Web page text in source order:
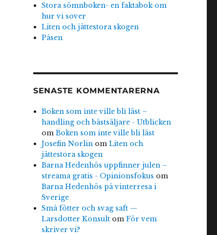
Stora sömnboken- en faktabok om
hur vi sover
Liten och jättestora skogen
Påsen
SENASTE KOMMENTARERNA
Boken som inte ville bli läst –
handling och bästsäljare - Utblicken
omBoken som inte ville bli läst
Josefin Norlin omLiten och
jättestora skogen
Barna Hedenhös uppfinner julen –
streama gratis - Opinionsfokus om
Barna Hedenhös på vinterresa i
Sverige
Små fötter och svag saft —
Larsdotter Konsult omFör vem
skriver vi?